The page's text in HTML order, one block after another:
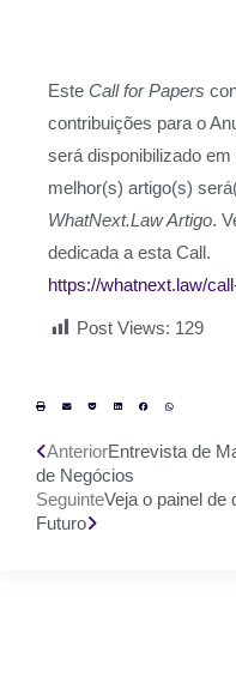
Este Call for Papers
contribuições para o
será disponibilizado
melhor(s) artigo(s)
WhatNext.Law Artigo.
dedicada a esta Call.
https://whatnext.law/
Post Views: 129
AnteriorEntrevista de
de Negócios
SeguinteVeja o painel de
Futuro